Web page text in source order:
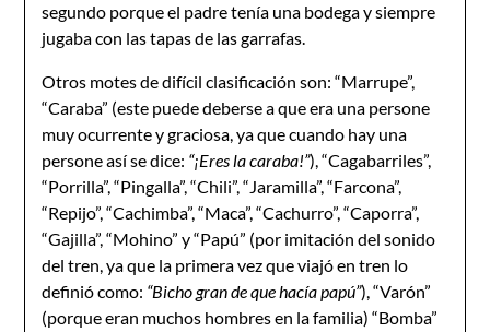
segundo porque el padre tenía una bodega y siempre
jugaba con las tapas de las garrafas.
Otros motes de difícil clasificación son: “Marrupe”,
“Caraba” (este puede deberse a que era una persone
muy ocurrente y graciosa, ya que cuando hay una
persone así se dice: “¡Eres la caraba!”), “Cagabarriles”,
“Porrilla”, “Pingalla”, “Chili”, “Jaramilla”, “Farcona”,
“Repijo”, “Cachimba”, “Maca”, “Cachurro”, “Caporra”,
“Gajilla”, “Mohino” y “Papú” (por imitación del sonido
del tren, ya que la primera vez que viajó en tren lo
definió como: “Bicho gran de que hacía papú”), “Varón”
(porque eran muchos hombres en la familia) “Bomba”